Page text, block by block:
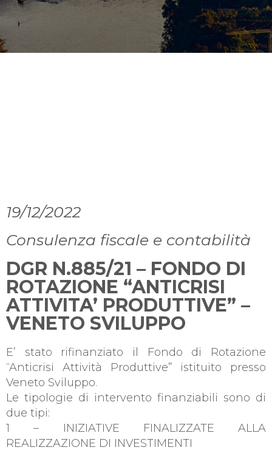
19/12/2022
Consulenza fiscale e contabilità
DGR N.885/21 – FONDO DI
ROTAZIONE “ANTICRISI
ATTIVITA’ PRODUTTIVE” –
VENETO SVILUPPO
E’ stato rifinanziato il Fondo di Rotazione
“Anticrisi Attività Produttive” istituito presso
Veneto Sviluppo.
Le tipologie di intervento finanziabili sono di
due tipi:
1 – INIZIATIVE FINALIZZATE ALLA
REALIZZAZIONE DI INVESTIMENTI